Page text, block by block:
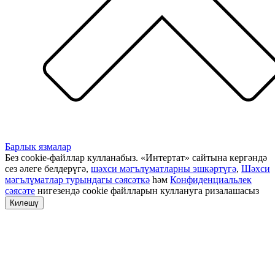
Барлык язмалар
Без cookie-файллар кулланабыз. «Интертат» сайтына кергәндә
сез әлеге белдерүгә, шәхси мәгълүматларны эшкәртүгә, Шәхси
мәгълүматлар турындагы сәясәткә һәм Конфиденциальлек
сәясәте нигезендә cookie файлларын куллануга ризалашасыз
Килешү